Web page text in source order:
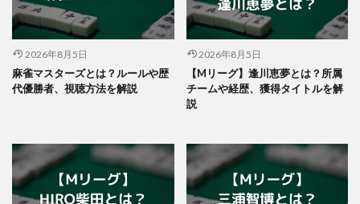
2026年8月5日
麻雀マスターズとは？ルールや歴
代優勝者、視聴方法を解説
2026年8月5日
【Mリーグ】逢川恵夢とは？所属
チームや経歴、獲得タイトルを解
説